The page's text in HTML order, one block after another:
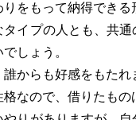
をもって納得できる
イプの人とも、共
しょう。
からも好感をもたれ
なので、借りたもの